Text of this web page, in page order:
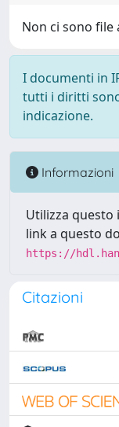
Non ci sono
I documenti in
tutti i diritti
indicazione.
Informazioni
Utilizza
link a questo
https://
Citazioni